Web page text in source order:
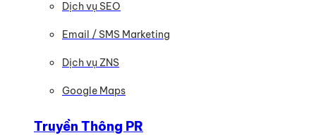
Dịch vụ SEO
Email / SMS Marketing
Dịch vụ ZNS
Google Maps
Truyền Thông PR